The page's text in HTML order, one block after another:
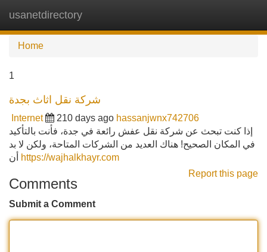
usanetdirectory
Home
1
شركة نقل اثاث بجدة
Internet 210 days ago hassanjwnx742706
إذا كنت تبحث عن شركة نقل عفش رائعة في جدة، فأنت بالتأكيد
في المكان الصحيح! هناك العديد من الشركات المتاحة، ولكن لا بد
https://wajhalkhayr.com
Report this page
Comments
Submit a Comment